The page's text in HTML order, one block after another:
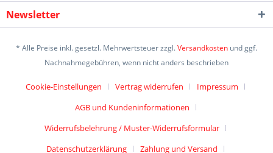
Newsletter
* Alle Preise inkl. gesetzl. Mehrwertsteuer zzgl.Versandkosten und ggf.
Nachnahmegebühren, wenn nicht anders beschrieben
Cookie-Einstellungen Vertrag widerrufen
Impressum
AGB und Kundeninformationen
Widerrufsbelehrung / Muster-Widerrufsformular
Datenschutzerklärung
Zahlung und Versand